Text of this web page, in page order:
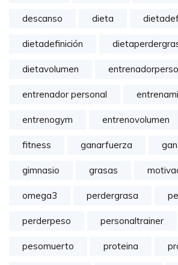
descanso dieta
dietadefinición
dietavolumen
entrenador personal
entrenogym entrenovolumen
fitness ganarfuerza
gimnasio grasas
omega3 perdergrasa
perderpeso personaltrainer
pesomuerto proteina